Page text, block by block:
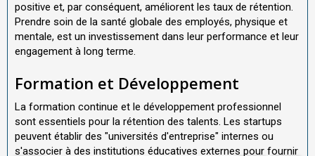
positive et, par conséquent, améliorent les taux de rétention.
Prendre soin de la santé globale des employés, physique et
mentale, est un investissement dans leur performance et leur
engagement à long terme.
Formation et Développement
La formation continue et le développement professionnel
sont essentiels pour la rétention des talents. Les startups
peuvent établir des "universités d'entreprise" internes ou
s'associer à des institutions éducatives externes pour fournir